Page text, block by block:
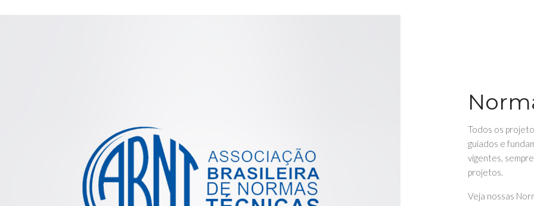
Todos os
guiados e
vigentes,
projetos.
Veja nossas